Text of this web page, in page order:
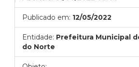
Publicado em: 12/05/2022
Entidade: Prefeitura Municipal
do Norte